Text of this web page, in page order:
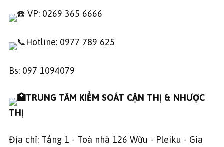
VP: 0269 365 6666
Hotline: 0977 789 625
Bs: 097 1094079
TRUNG TÂM KIỂM SOÁT CẬN THỊ & NHƯỢC
THỊ
Địa chỉ: Tầng 1 - Toà nhà 126 Wừu - Pleiku - Gia